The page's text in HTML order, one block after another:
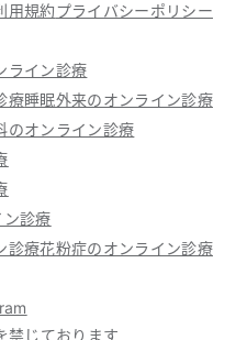
用規約プライバシーポリシー
ライン診療
療睡眠外来のオンライン診療
のオンライン診療
ン診療
診療花粉症のオンライン診療
禁じております